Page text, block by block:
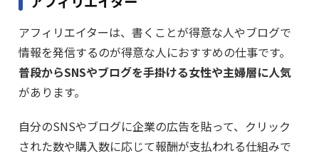
アフィリエイターは、書くことが得意な人やブログで
情報を発信するのが得意な人におすすめの仕事です。
普段からSNSやブログを手掛ける女性や主婦層に人気
があります。
自分のSNSやブログに企業の広告を貼って、クリック
された数や購入数に応じて報酬が支払われる仕組みで